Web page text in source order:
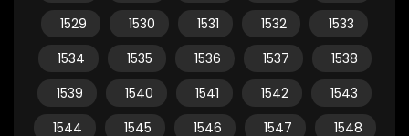
1529
1530 1531 1532
1533
1534
1535 1536 1537
1538
1539
1540 1541 1542
1543
1544
1545 1546 1547
1548